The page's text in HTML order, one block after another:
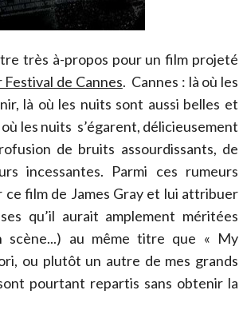
très à-propos pour un film projeté
de Cannes. Cannes : là où les
là où les nuits sont aussi belles et
les nuits s’égarent, délicieusement
de bruits assourdissants, de
incessantes. Parmi ces rumeurs
film de James Gray et lui attribuer
qu’il aurait amplement méritées
scène...) au même titre que « My
ou plutôt un autre de mes grands
pourtant repartis sans obtenir la